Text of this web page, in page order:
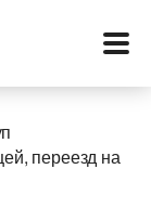
переезд на